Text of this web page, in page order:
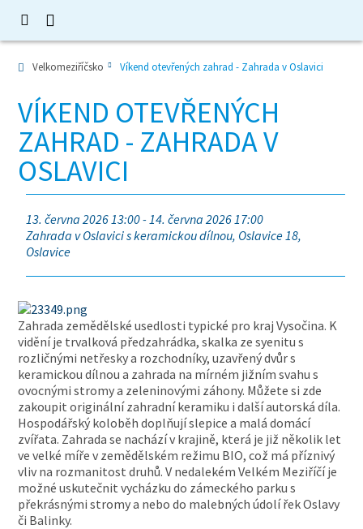
Velkomeziříčsko Víkend otevřených zahrad - Zahrada v Oslavici
VÍKEND OTEVŘENÝCH
ZAHRAD - ZAHRADA V
OSLAVICI
13. června 2026 13:00 - 14. června 2026 17:00
Zahrada v Oslavici s keramickou dílnou, Oslavice 18,
Oslavice
Zahrada zemědělské usedlosti typické pro kraj Vysočina. K
vidění je trvalková předzahrádka, skalka ze syenitu s
rozličnými netřesky a rozchodníky, uzavřený dvůr s
keramickou dílnou a zahrada na mírném jižním svahu s
ovocnými stromy a zeleninovými záhony. Můžete si zde
zakoupit originální zahradní keramiku i další autorská díla.
Hospodářský koloběh doplňují slepice a malá domácí
zvířata. Zahrada se nachází v krajině, která je již několik let
ve velké míře v zemědělském režimu BIO, což má příznivý
vliv na rozmanitost druhů. V nedalekém Velkém Meziříčí je
možné uskutečnit vycházku do zámeckého parku s
překrásnými stromy a nebo do malebných údolí řek Oslavy
či Balinky.